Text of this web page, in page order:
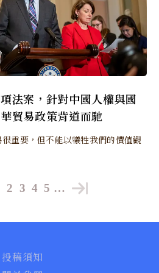
法案，針對中國人權與國
貿易政策背道而馳
重要，但不能以犧牲我們的價值觀
2 3 4 5 …
投稿須知